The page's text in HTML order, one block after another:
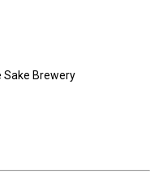
Sake Brewery